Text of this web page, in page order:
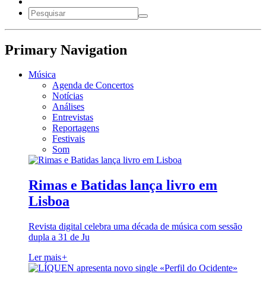
Primary Navigation
Música
Agenda de Concertos
Notícias
Análises
Entrevistas
Reportagens
Festivais
Som
Rimas e Batidas lança livro em
Lisboa
Revista digital celebra uma década de música com sessão
dupla a 31 de Ju
Ler mais+